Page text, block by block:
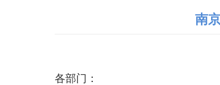
南
各部门 ：